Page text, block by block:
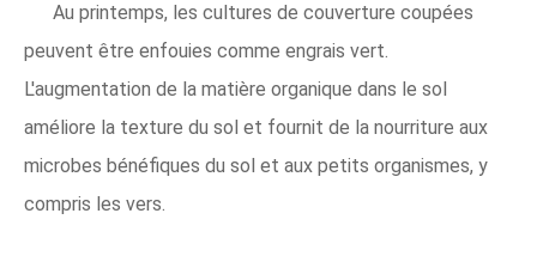
Au printemps, les cultures de couverture coupées
peuvent être enfouies comme engrais vert.
L'augmentation de la matière organique dans le sol
améliore la texture du sol et fournit de la nourriture aux
microbes bénéfiques du sol et aux petits organismes, y
compris les vers.